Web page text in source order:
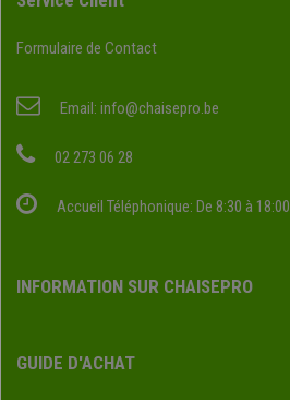
Formulaire de Contact
Email: info@chaisepro.be
02 273 06 28
Accueil Téléphonique: De 8:30 à 18:00
INFORMATION SUR CHAISEPRO
GUIDE D'ACHAT